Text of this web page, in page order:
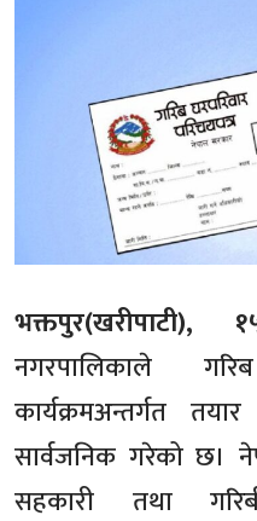
नगरपालिकाले
कार्यक्रमअन्तर्गत
सार्वजनिक गरेको छ।
सहकारी तथा